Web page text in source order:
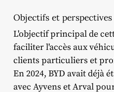
Objectifs et perspectives
L'objectif principal de
faciliter l'accès aux
clients particuliers et
En 2024, BYD avait déjà
avec Ayvens et Arval